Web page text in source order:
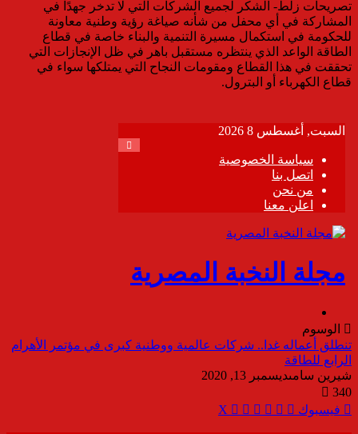
تصريحات زلط- الشكر لجميع الشركات التي لا تدخر جهدًا في
المشاركة في أي محفل من شأنه صياغة رؤية وطنية معاونة
للحكومة في استكمال مسيرة التنمية والبناء خاصة في قطاع
الطاقة الواعد الذي ينتظره مستقبل باهر في ظل الإنجازات التي
تحققت في هذا القطاع ومقومات النجاح التي يمتلكها سواء في
قطاع الكهرباء أو البترول.
الوسوم
تنطلق أعماله غدا.. شركات عالمية ووطنية كبرى في مؤتمر الأهرام
الرابع للطاقة
شيرين سامىديسمبر 13, 2020
340
فيسبوك
‫X
واتساب
تيلقرامڤايبر
مشاركة